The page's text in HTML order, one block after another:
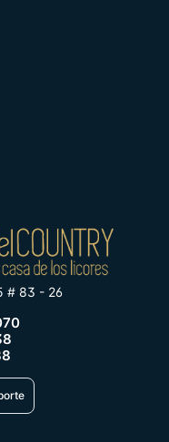
# 83 - 26